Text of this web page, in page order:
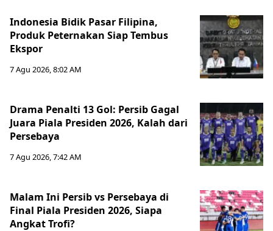
Indonesia Bidik Pasar Filipina,
Produk Peternakan Siap Tembus
Ekspor
7 Agu 2026, 8:02 AM
Drama Penalti 13 Gol: Persib Gagal
Juara Piala Presiden 2026, Kalah dari
Persebaya
7 Agu 2026, 7:42 AM
Malam Ini Persib vs Persebaya di
Final Piala Presiden 2026, Siapa
Angkat Trofi?